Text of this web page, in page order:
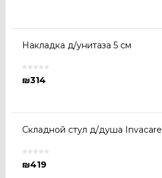
Накладка д/унитаза 5 см
₪314
Складной стул д/душа Invacare
₪419